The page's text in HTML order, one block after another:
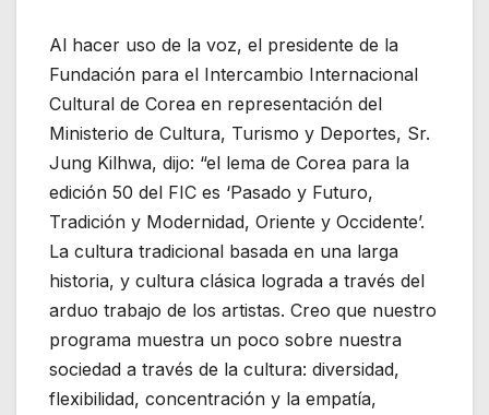
Al hacer uso de la voz, el presidente de la
Fundación para el Intercambio Internacional
Cultural de Corea en representación del
Ministerio de Cultura, Turismo y Deportes, Sr.
Jung Kilhwa, dijo: “el lema de Corea para la
edición 50 del FIC es ‘Pasado y Futuro,
Tradición y Modernidad, Oriente y Occidente’.
La cultura tradicional basada en una larga
historia, y cultura clásica lograda a través del
arduo trabajo de los artistas. Creo que nuestro
programa muestra un poco sobre nuestra
sociedad a través de la cultura: diversidad,
flexibilidad, concentración y la empatía,